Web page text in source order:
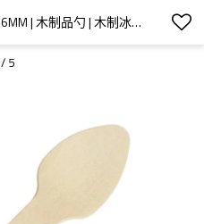
一次性木制迷你甜品勺 96MM | 木制品勺 | 木制冰淇淋勺批发
/ 5